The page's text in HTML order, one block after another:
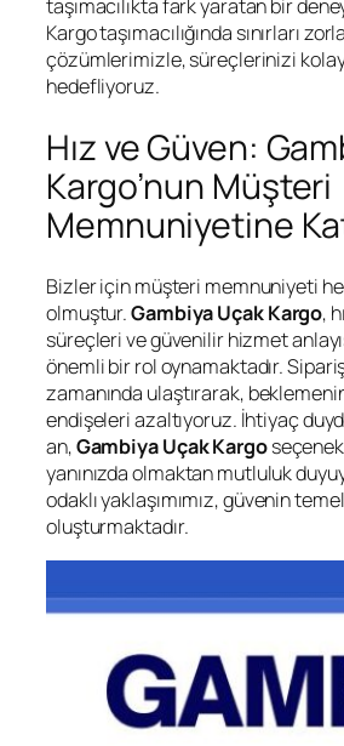
taşımacılıkta fark yaratan bir
Kargo taşımacılığında sınırları
çözümlerimizle, süreçlerinizi
hedefliyoruz.
Hız ve Güven:
Kargo’nun Müşteri
Memnuniyetine
Bizler için müşteri memnuniyeti
olmuştur.Gambiya Uçak Kargo,
süreçleri ve güvenilir hizmet
önemli bir rol oynamaktadır.
zamanında ulaştırarak,
endişeleri azaltıyoruz. İhtiyaç
an,Gambiya Uçak Kargo
yanınızda olmaktan mutluluk
odaklı yaklaşımımız, güvenin temel
oluşturmaktadır.